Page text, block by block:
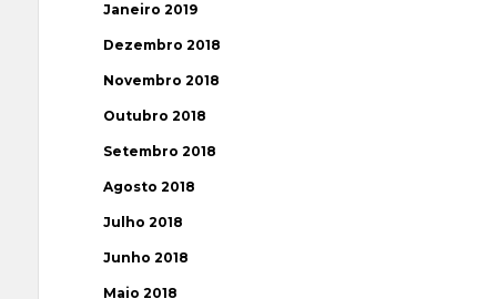
Janeiro 2019
Dezembro 2018
Novembro 2018
Outubro 2018
Setembro 2018
Agosto 2018
Julho 2018
Junho 2018
Maio 2018